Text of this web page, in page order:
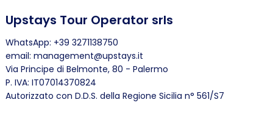
Upstays Tour Operator srls
WhatsApp: +39 3271138750
email: management@upstays.it
Via Principe di Belmonte, 80 - Palermo
P. IVA: IT07014370824
Autorizzato con D.D.S. della Regione Sicilia n° 561/S7